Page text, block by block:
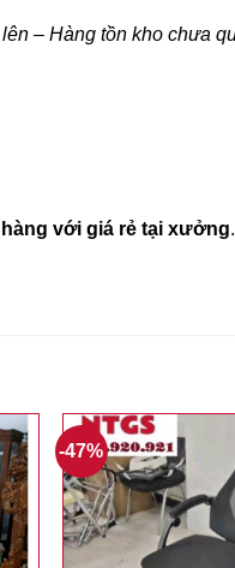
– Hàng tồn kho chưa
với giá rẻ tại xưởng
-47%